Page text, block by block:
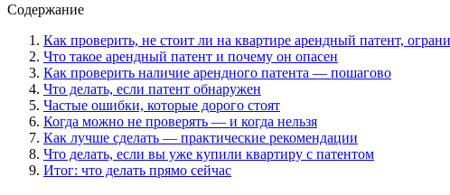
Содержание
Как проверить, не стоит ли на квартире арендный патент,
Что такое арендный патент и почему он опасен
Как проверить наличие арендного патента — пошагово
Что делать, если патент обнаружен
Частые ошибки, которые дорого стоят
Когда можно не проверять — и когда нельзя
Как лучше сделать — практические рекомендации
Что делать, если вы уже купили квартиру с патентом
Итог: что делать прямо сейчас